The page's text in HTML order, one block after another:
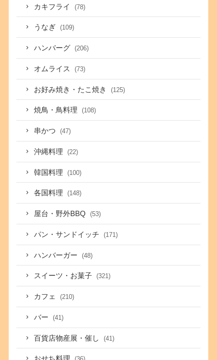
カキフライ (78)
うなぎ (109)
ハンバーグ (206)
オムライス (73)
お好み焼き・たこ焼き (125)
焼鳥・鳥料理 (108)
串かつ (47)
沖縄料理 (22)
韓国料理 (100)
各国料理 (148)
屋台・野外BBQ (53)
パン・サンドイッチ (171)
ハンバーガー (48)
スイーツ・お菓子 (321)
カフェ (210)
バー (41)
百貨店物産展・催し (41)